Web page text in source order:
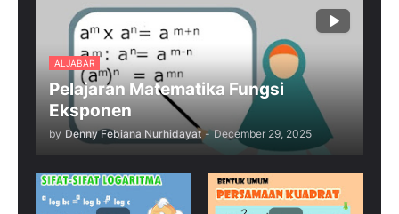
ALJABAR
Pelajaran Matematika Fungsi
Eksponen
by Denny Febiana Nurhidayat - December 29, 2025